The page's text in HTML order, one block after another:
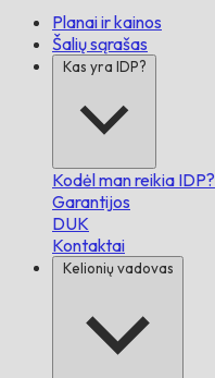
Planai ir kainos
Šalių sąrašas
Kas yra IDP?
Kodėl man reikia IDP?
Garantijos
DUK
Kontaktai
Kelionių vadovas